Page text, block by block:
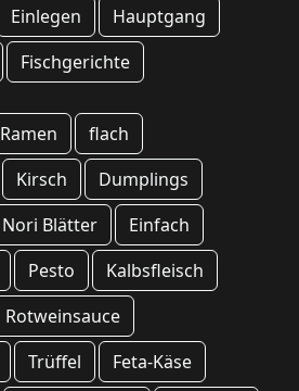
Einlegen
Hauptgang
Fischgerichte
Ramen
flach
Kirsch
Dumplings
Nori Blätter
Einfach
Pesto
Kalbsfleisch
Rotweinsauce
Trüffel Feta-Käse